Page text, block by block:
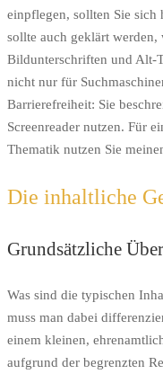
einpflegen, sollten Sie sich
sollte auch geklärt
Bildunterschriften und Alt-
nicht nur für
Barrierefreiheit: Sie
Screenreader nutzen. Für
Thematik nutzen Sie
Die inhaltliche
Grundsätzliche
Was sind die typischen
muss man dabei
einem kleinen,
aufgrund der begrenzten